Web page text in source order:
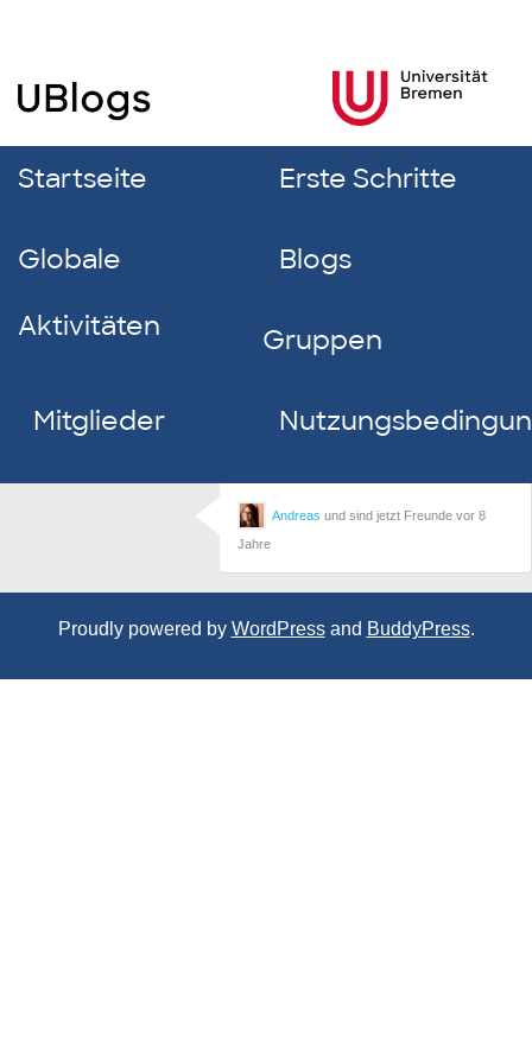
Startseite Erste Schritte
Globale
Aktivitäten
Blogs
Gruppen
Mitglieder
Andreas und sind jetzt Freunde vor 8
Jahre
Proudly powered by WordPressand BuddyPress.